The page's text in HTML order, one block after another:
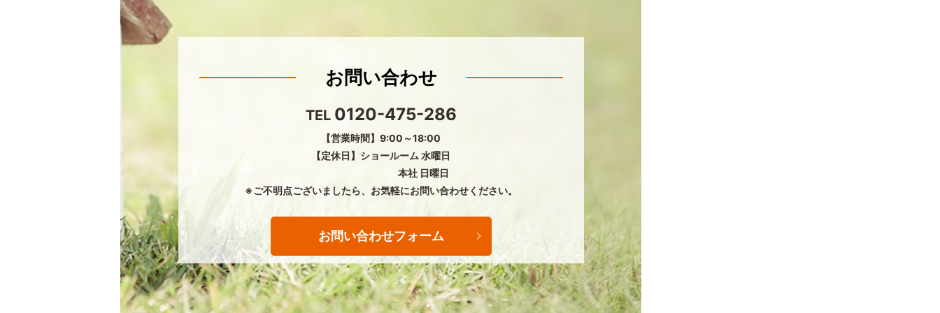
お問い合わせ
TEL 0120-475-286
【営業時間】9:00～18:00
【定休日】ショールーム 水曜日
本社 日曜日
※ご不明点ございましたら、 お気軽にお問い合わせください。
お問い合わせフォーム